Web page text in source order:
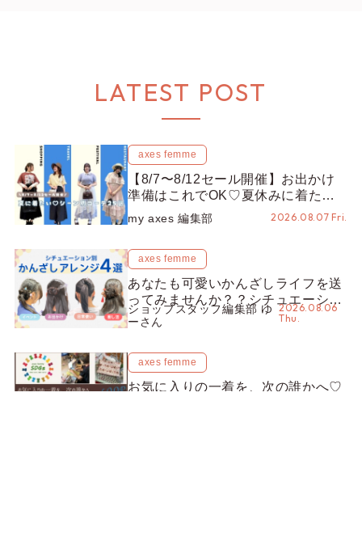
LATEST POST
axes femme
【8/7〜8/12セール開催】お出かけ
準備はこれでOK♡夏休みに着たい
コーデ25選をシーン別に徹底解説！
my axes 編集部 2026.08.07 Fri.
axes femme
あなたも可愛いかんざしライフを送
ってみませんか？？シチュエーショ
ン別“かんざし”のオススメ【ショッ
プスタッフ編集部】
ショップスタッフ編集部 ゆ
ーさん
2026.08.06
Thu.
axes femme
お気に入りの一着を、次の誰かへ♡